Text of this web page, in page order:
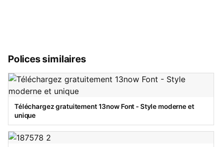
Polices similaires
Téléchargez gratuitement 13now Font - Style moderne et
unique